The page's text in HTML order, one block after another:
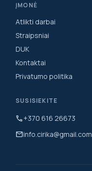
ĮMONĖ
Atlikti darbai
Straipsniai
DUK
Kontaktai
Privatumo politika
SUSISIEKITE
call+370 616 26673
mailinfo.cirika@gmail.com